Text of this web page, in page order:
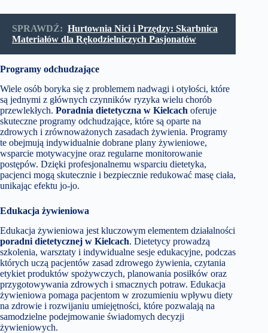
SPRAWDŹ: Hurtownia Nici i Przędzy: Skarbnica
Materiałów dla Rękodzielniczych Pasjonatów
Programy odchudzające
Wiele osób boryka się z problemem nadwagi i otyłości, które
są jednymi z głównych czynników ryzyka wielu chorób
przewlekłych. Poradnia dietetyczna w Kielcach oferuje
skuteczne programy odchudzające, które są oparte na
zdrowych i zrównoważonych zasadach żywienia. Programy
te obejmują indywidualnie dobrane plany żywieniowe,
wsparcie motywacyjne oraz regularne monitorowanie
postępów. Dzięki profesjonalnemu wsparciu dietetyka,
pacjenci mogą skutecznie i bezpiecznie redukować masę ciała,
unikając efektu jo-jo.
Edukacja żywieniowa
Edukacja żywieniowa jest kluczowym elementem działalności
poradni dietetycznej w Kielcach. Dietetycy prowadzą
szkolenia, warsztaty i indywidualne sesje edukacyjne, podczas
których uczą pacjentów zasad zdrowego żywienia, czytania
etykiet produktów spożywczych, planowania posiłków oraz
przygotowywania zdrowych i smacznych potraw. Edukacja
żywieniowa pomaga pacjentom w zrozumieniu wpływu diety
na zdrowie i rozwijaniu umiejętności, które pozwalają na
samodzielne podejmowanie świadomych decyzji
żywieniowych.